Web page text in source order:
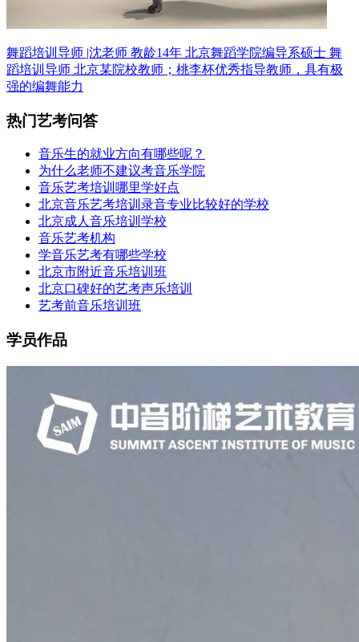
舞蹈培训导师 |沈老师 教龄14年 北京舞蹈学院编导系硕士 舞
蹈培训导师 北京某院校教师；桃李杯优秀指导教师，具有极
强的编舞能力
热门艺考问答
音乐生的就业方向有哪些呢？
为什么老师不建议考音乐学院
音乐艺考培训哪里学好点
北京音乐艺考培训录音专业比较好的学校
北京成人音乐培训学校
音乐艺考机构
学音乐艺考有哪些学校
北京市附近音乐培训班
北京口碑好的艺考声乐培训
艺考前音乐培训班
学员作品